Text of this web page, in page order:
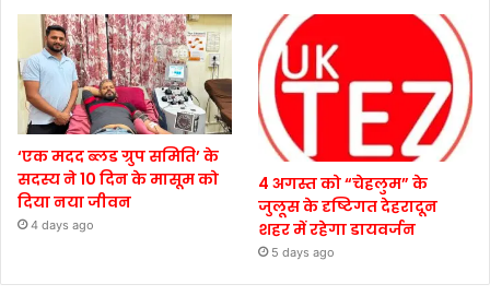
‘एक मदद ब्लड ग्रुप समिति’ के
सदस्य ने 10 दिन के मासूम को
दिया नया जीवन
4 days ago
4 अगस्त को “चेहलुम” के
जुलूस के दृष्टिगत देहरादून
शहर में रहेगा डायवर्जन
5 days ago